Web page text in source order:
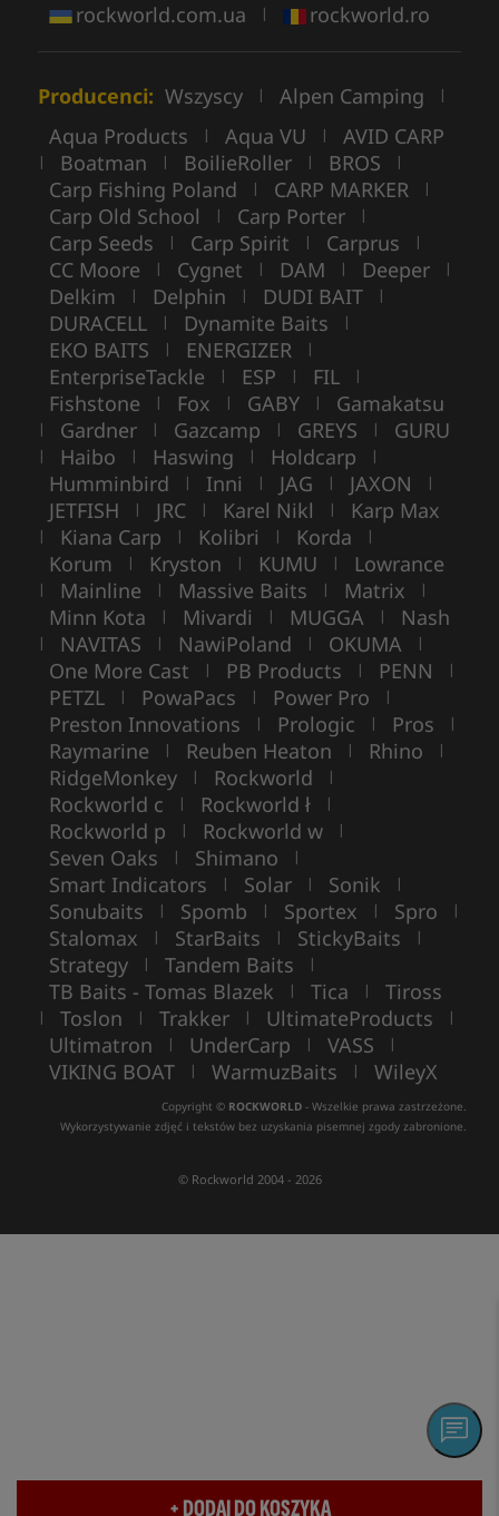
+ DODAJ DO KOSZYKA
rockworld.com.ua | rockworld.ro
Producenci: Wszyscy | Alpen Camping |
Aqua Products | Aqua VU | AVID CARP
| Boatman | BoilieRoller | BROS |
Carp Fishing Poland | CARP MARKER |
Carp Old School | Carp Porter |
Carp Seeds | Carp Spirit | Carprus |
CC Moore | Cygnet | DAM | Deeper |
Delkim | Delphin | DUDI BAIT |
DURACELL | Dynamite Baits |
EKO BAITS | ENERGIZER |
EnterpriseTackle | ESP | FIL |
Fishstone | Fox | GABY | Gamakatsu
| Gardner | Gazcamp | GREYS | GURU
| Haibo | Haswing | Holdcarp |
Humminbird | Inni | JAG | JAXON |
JETFISH | JRC | Karel Nikl | Karp Max
| Kiana Carp | Kolibri | Korda |
Korum | Kryston | KUMU | Lowrance
| Mainline | Massive Baits | Matrix |
Minn Kota | Mivardi | MUGGA | Nash
| NAVITAS | NawiPoland | OKUMA |
One More Cast | PB Products | PENN |
PETZL | PowaPacs | Power Pro |
Preston Innovations | Prologic | Pros |
Raymarine | Reuben Heaton | Rhino |
RidgeMonkey | Rockworld |
Rockworld c | Rockworld ł |
Rockworld p | Rockworld w |
Seven Oaks | Shimano |
Smart Indicators | Solar | Sonik |
Sonubaits | Spomb | Sportex | Spro |
Stalomax | StarBaits | StickyBaits |
Strategy | Tandem Baits |
TB Baits - Tomas Blazek | Tica | Tiross
| Toslon | Trakker | UltimateProducts |
Ultimatron | UnderCarp | VASS |
VIKING BOAT | WarmuzBaits | WileyX
Copyright © ROCKWORLD - Wszelkie prawa zastrzeżone.
Wykorzystywanie zdjęć i tekstów bez uzyskania pisemnej zgody zabronione.
© Rockworld 2004 - 2026